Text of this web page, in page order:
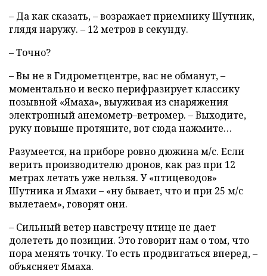
– Да как сказать, – возражает приемнику Шутник,
глядя наружу. – 12 метров в секунду.
– Точно?
– Вы не в Гидрометцентре, вас не обманут, –
моментально и веско перифразирует классику
позывной «Ямаха», выуживая из снаряжения
электронный анемометр–ветромер. – Выходите,
руку повыше протяните, вот сюда нажмите…
Разумеется, на приборе ровно дюжина м/с. Если
верить производителю дронов, как раз при 12
метрах летать уже нельзя. У «птицеводов»
Шутника и Ямахи – «ну бывает, что и при 25 м/с
вылетаем», говорят они.
– Сильный ветер навстречу птице не дает
долететь до позиции. Это говорит нам о том, что
пора менять точку. То есть продвигаться вперед, –
объясняет Ямаха.